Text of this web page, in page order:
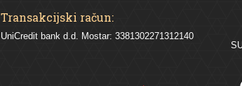
Transakcijski račun:
UniCredit bank d.d. Mostar: 3381302271312140